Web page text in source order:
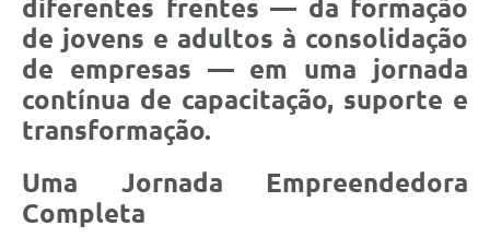
diferentes frentes — da formação
de jovens e adultos à consolidação
de empresas — em uma jornada
contínua de capacitação, suporte e
transformação.
Uma Jornada Empreendedora
Completa